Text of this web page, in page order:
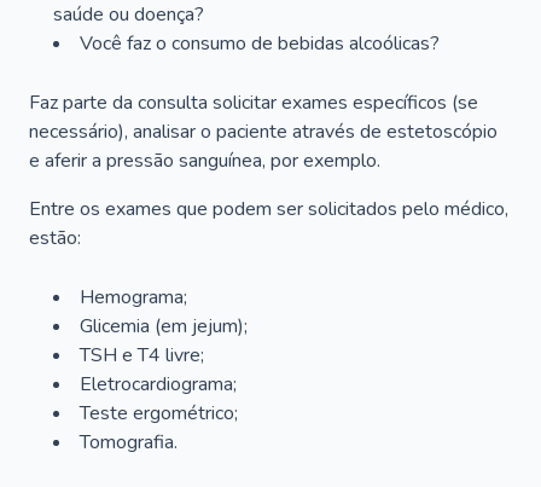
saúde ou doença?
Você faz o consumo de bebidas alcoólicas?
Faz parte da consulta solicitar exames específicos (se
necessário), analisar o paciente através de estetoscópio
e aferir a pressão sanguínea, por exemplo.
Entre os exames que podem ser solicitados pelo médico,
estão:
Hemograma;
Glicemia (em jejum);
TSH e T4 livre;
Eletrocardiograma;
Teste ergométrico;
Tomografia.